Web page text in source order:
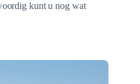
kunt u nog wat